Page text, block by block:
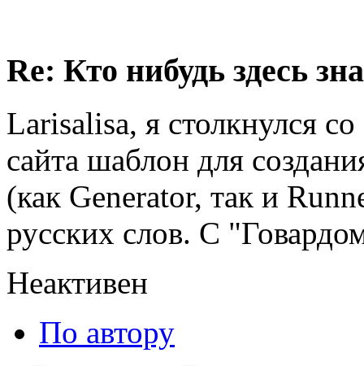
Re: Кто нибудь здесь
Larisalisa, я столкнулся
сайта шаблон для
(как Generator, так и
русских слов. С
Неактивен
По автору